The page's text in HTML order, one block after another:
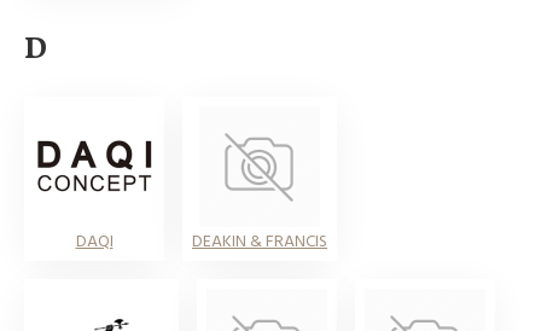
D
DAQI DEAKIN & FRANCIS